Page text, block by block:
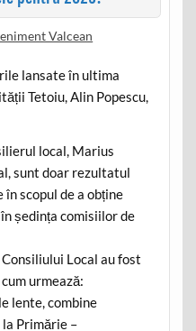
Valcean
lansate în ultima
Tetoiu, Alin Popescu,
local, Marius
sunt doar rezultatul
scopul de a obține
ședința comisiilor de
Local au fost
urmează:
lente, combine
Primărie –